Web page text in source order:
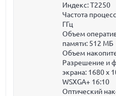
Индекс: T2250
Частота
ГГц
Объем
памяти: 512 МБ
Объем
Разрешение и
экрана: 1680 x
WSXGA+ 16:10
Оптический